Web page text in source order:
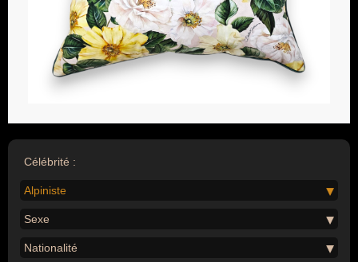
Célébrité :
Alpiniste
Sexe
Nationalité